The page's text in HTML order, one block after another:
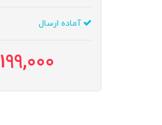
آماده ارسال
199,000